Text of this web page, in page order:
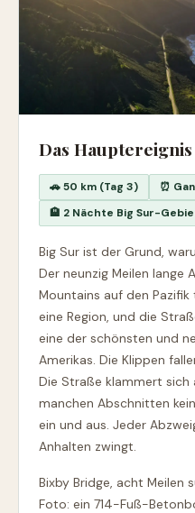
Das Hauptereignis
🚗 50 km (Tag 3)
⏰
🏨 2 Nächte Big Sur-
Big Sur ist der Grund,
Der neunzig Meilen lange
Mountains auf den Pazifik
eine Region, und die
eine der schönsten und
Amerikas. Die Klippen
Die Straße klammert sich
manchen Abschnitten
ein und aus. Jeder
Anhalten zwingt.
Bixby Bridge, acht Meilen
Foto: ein 714-Fuß-